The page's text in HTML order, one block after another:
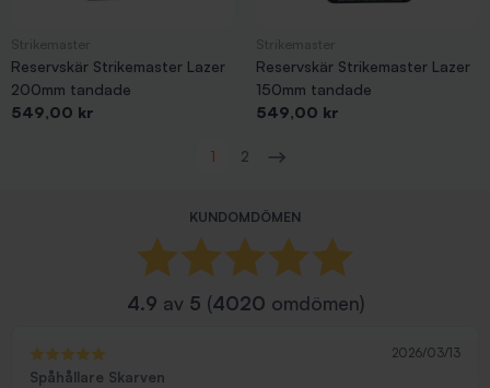
Reservskär Strikemaster Lazer
200mm tandade
Pris
549,00 kr
Reservskär Strikemaster Lazer
150mm tandade
Pris
549,00 kr
1
2
KUNDOMDÖMEN
4.9 av 5 (4020 omdömen)
2026/03/13
Spåhållare Skarven